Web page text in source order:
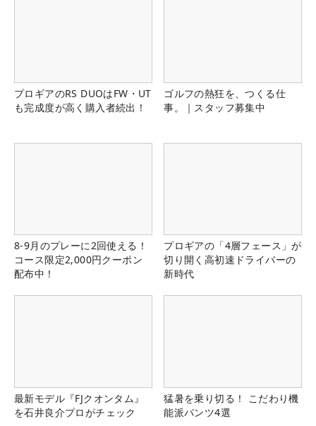
プロギアのRS DUOはFW・UT
も完成度が高く購入者続出！
ゴルフの熱狂を、つくる仕
事。｜スタッフ募集中
8-9月のプレーに2回使える！
コース限定2,000円クーポン
配布中！
プロギアの「4層フェース」が
切り開く高初速ドライバーの
新時代
最新モデル『FJクオンタム』
を石井良介プロがチェック
猛暑を乗り切る！ こだわり機
能派パンツ4選